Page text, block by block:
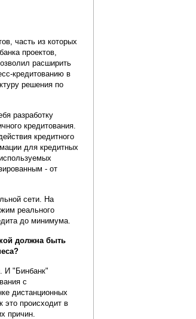
часть из которых
проектов,
расширить
кредитованию в
решения по
разработку
кредитования.
кредитного
для кредитных
- от
сети. На
реального
до минимума.
должна быть
И "Бинбанк"
с
дистанционных
это происходит в
причин.